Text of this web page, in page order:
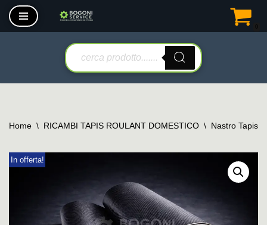
Vai
Home \ RICAMBI TAPIS ROULANT DOMESTICO \ Nastro Tapis
In offerta!